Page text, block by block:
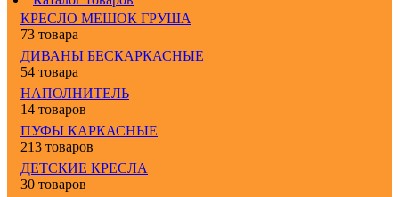
КРЕСЛО МЕШОК ГРУША
73 товара
ДИВАНЫ БЕСКАРКАСНЫЕ
54 товара
НАПОЛНИТЕЛЬ
14 товаров
ПУФЫ КАРКАСНЫЕ
213 товаров
ДЕТСКИЕ КРЕСЛА
30 товаров